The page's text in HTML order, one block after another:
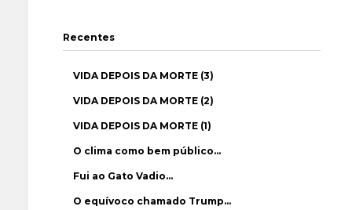
Recentes
VIDA DEPOIS DA MORTE (3)
VIDA DEPOIS DA MORTE (2)
VIDA DEPOIS DA MORTE (1)
O clima como bem público…
Fui ao Gato Vadio…
O equívoco chamado Trump…